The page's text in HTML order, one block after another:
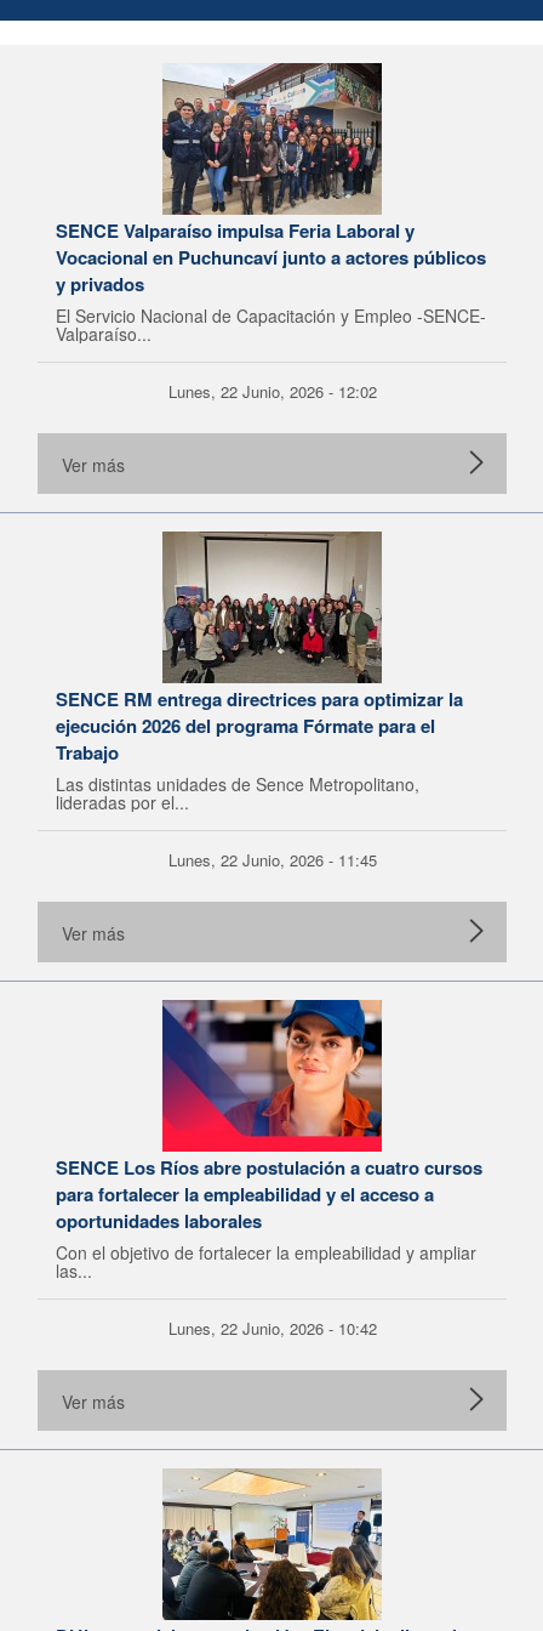
SENCE Valparaíso impulsa Feria Laboral y
Vocacional en Puchuncaví junto a actores públicos
y privados
El Servicio Nacional de Capacitación y Empleo -SENCE-
Valparaíso...
Lunes, 22 Junio, 2026 - 12:02
Ver más
SENCE RM entrega directrices para optimizar la
ejecución 2026 del programa Fórmate para el
Trabajo
Las distintas unidades de Sence Metropolitano,
lideradas por el...
Lunes, 22 Junio, 2026 - 11:45
Ver más
SENCE Los Ríos abre postulación a cuatro cursos
para fortalecer la empleabilidad y el acceso a
oportunidades laborales
Con el objetivo de fortalecer la empleabilidad y ampliar
las...
Lunes, 22 Junio, 2026 - 10:42
Ver más